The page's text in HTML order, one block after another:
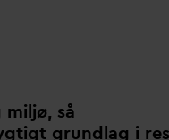
så
grundlag i